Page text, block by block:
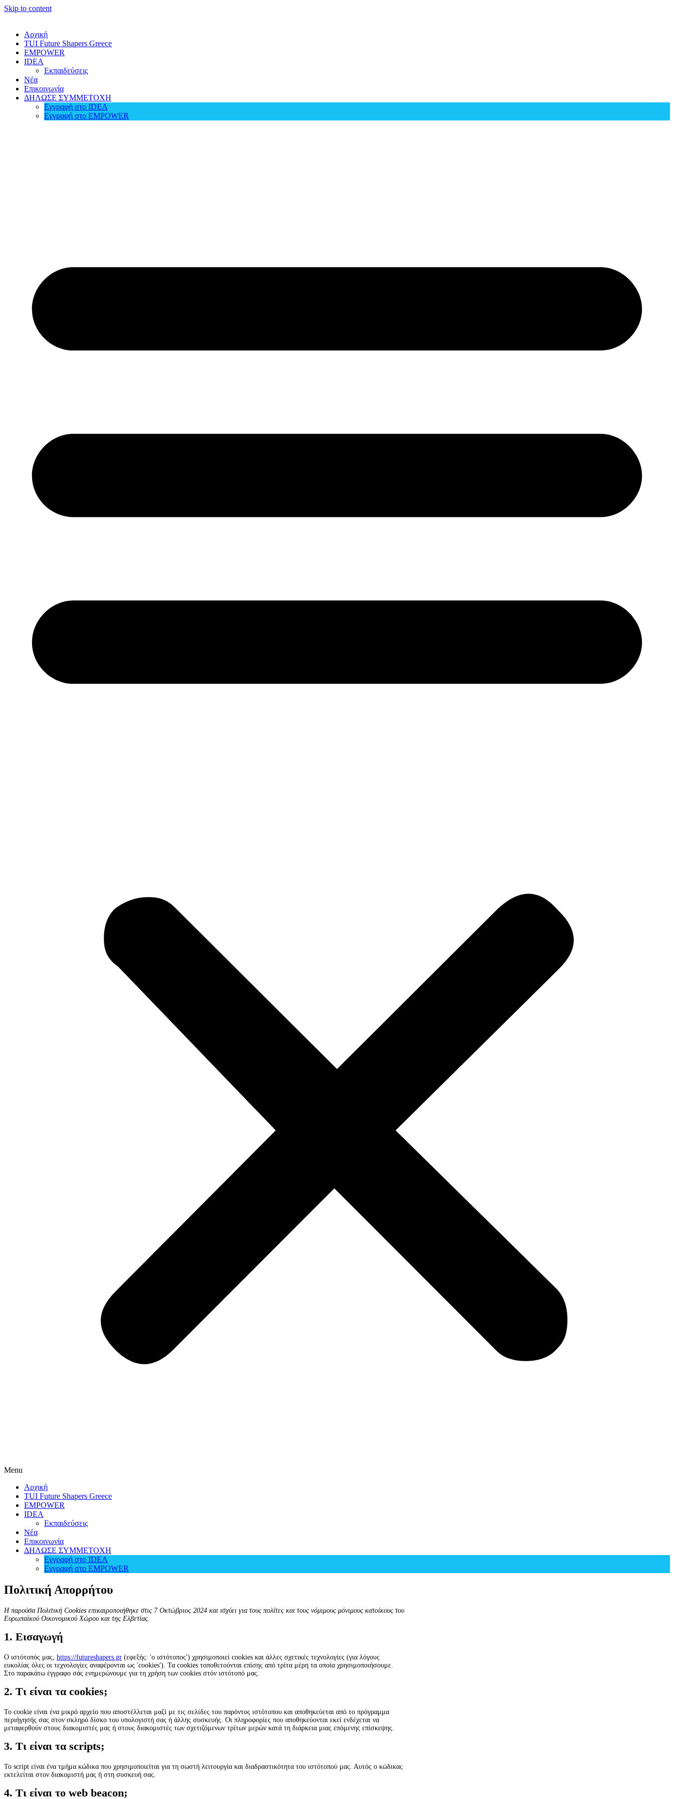
Skip to content
Αρχική
TUI Future Shapers Greece
EMPOWER
IDEA
Εκπαιδεύσεις
Νέα
Επικοινωνία
ΔΗΛΩΣΕ ΣΥΜΜΕΤΟΧΗ
Εγγραφή στο IDEA
Εγγραφή στο EMPOWER
Menu
Αρχική
TUI Future Shapers Greece
EMPOWER
IDEA
Εκπαιδεύσεις
Νέα
Επικοινωνία
ΔΗΛΩΣΕ ΣΥΜΜΕΤΟΧΗ
Εγγραφή στο IDEA
Εγγραφή στο EMPOWER
Πολιτική Απορρήτου
Η παρούσα Πολιτική Cookies επικαιροποιήθηκε στις 7 Οκτώβριος 2024 και ισχύει για τους πολίτες και τους νόμιμους μόνιμους κατοίκους του
Ευρωπαϊκού Οικονομικού Χώρου και της Ελβετίας.
1. Εισαγωγή
Ο ιστότοπός μας, https://futureshapers.gr (εφεξής: 'ο ιστότοπος') χρησιμοποιεί cookies και άλλες σχετικές τεχνολογίες (για λόγους
ευκολίας όλες οι τεχνολογίες αναφέρονται ως 'cookies'). Τα cookies τοποθετούνται επίσης από τρίτα μέρη τα οποία χρησιμοποιήσουμε.
Στο παρακάτω έγγραφο σάς ενημερώνουμε για τη χρήση των cookies στόν ιστότοπό μας.
2. Τι είναι τα cookies;
Το cookie είναι ένα μικρό αρχείο που αποστέλλεται μαζί με τις σελίδες του παρόντος ιστότοπου και αποθηκεύεται από το πρόγραμμα
περιήγησής σας στον σκληρό δίσκο του υπολογιστή σας ή άλλης συσκευής. Οι πληροφορίες που αποθηκεύονται εκεί ενδέχεται να
μεταφερθούν στους διακομιστές μας ή στους διακομιστές των σχετιζόμενων τρίτων μερών κατά τη διάρκεια μιας επόμενης επίσκεψης.
3. Τι είναι τα scripts;
Το script είναι ένα τμήμα κώδικα που χρησιμοποιείται για τη σωστή λειτουργία και διαδραστικότητα του ιστότοπού μας. Αυτός ο κώδικας
εκτελείται στον διακομιστή μας ή στη συσκευή σας.
4. Τι είναι το web beacon;